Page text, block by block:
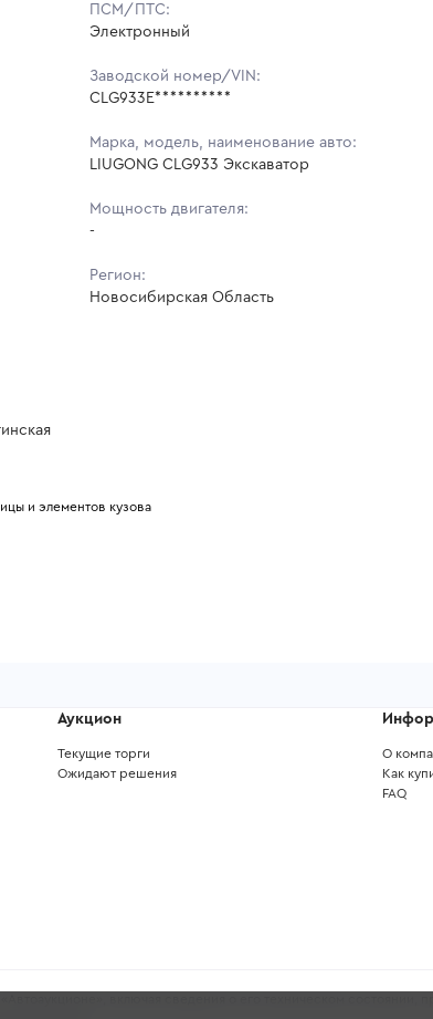
ПСМ/ПТС:
Электронный
Заводской номер/VIN:
CLG933E**********
Марка, модель, наименование авто:
LIUGONG CLG933 Экскаватор
Мощность двигателя:
-
Регион:
Новосибирская Область
и элементов кузова
Аукцион
Текущие торги
Ожидают решения
О
Как
FAQ
включая сведения о его техническом состоянии,